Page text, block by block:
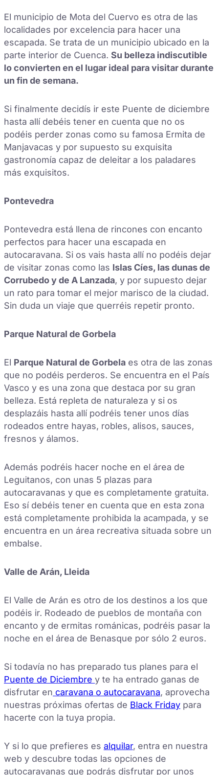
El municipio de Mota del Cuervo es otra de las
localidades por excelencia para hacer una
escapada. Se trata de un municipio ubicado en la
parte interior de Cuenca. Su belleza indiscutible
lo convierten en el lugar ideal para visitar durante
un fin de semana.
Si finalmente decidís ir este Puente de diciembre
hasta allí debéis tener en cuenta que no os
podéis perder zonas como su famosa Ermita de
Manjavacas y por supuesto su exquisita
gastronomía capaz de deleitar a los paladares
más exquisitos.
Pontevedra
Pontevedra está llena de rincones con encanto
perfectos para hacer una escapada en
autocaravana. Si os vais hasta allí no podéis dejar
de visitar zonas como las Islas Cíes, las dunas de
Corrubedo y de A Lanzada, y por supuesto dejar
un rato para tomar el mejor marisco de la ciudad.
Sin duda un viaje que querréis repetir pronto.
Parque Natural de Gorbela
El Parque Natural de Gorbela es otra de las zonas
que no podéis perderos. Se encuentra en el País
Vasco y es una zona que destaca por su gran
belleza. Está repleta de naturaleza y si os
desplazáis hasta allí podréis tener unos días
rodeados entre hayas, robles, alisos, sauces,
fresnos y álamos.
Además podréis hacer noche en el área de
Leguitanos, con unas 5 plazas para
autocaravanas y que es completamente gratuita.
Eso sí debéis tener en cuenta que en esta zona
está completamente prohibida la acampada, y se
encuentra en un área recreativa situada sobre un
embalse.
Valle de Arán, Lleida
El Valle de Arán es otro de los destinos a los que
podéis ir. Rodeado de pueblos de montaña con
encanto y de ermitas románicas, podréis pasar la
noche en el área de Benasque por sólo 2 euros.
Si todavía no has preparado tus planes para el
Puente de Diciembre y te ha entrado ganas de
disfrutar en caravana o autocaravana, aprovecha
nuestras próximas ofertas de Black Friday para
hacerte con la tuya propia.
Y si lo que prefieres es alquilar, entra en nuestra
web y descubre todas las opciones de
autocaravanas que podrás disfrutar por unos